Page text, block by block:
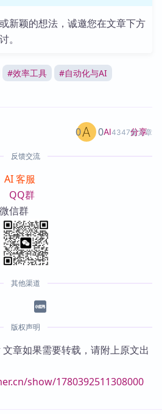
新颖的想法，诚邀您在文章下方
。
#效率工具 #自动化与AI
AI4347篇文章
0 0 分享
反馈交流
AI 客服
QQ群
微信群
其他渠道
版权声明
章如果需要转载，请附上原文出
show/1780392511308000